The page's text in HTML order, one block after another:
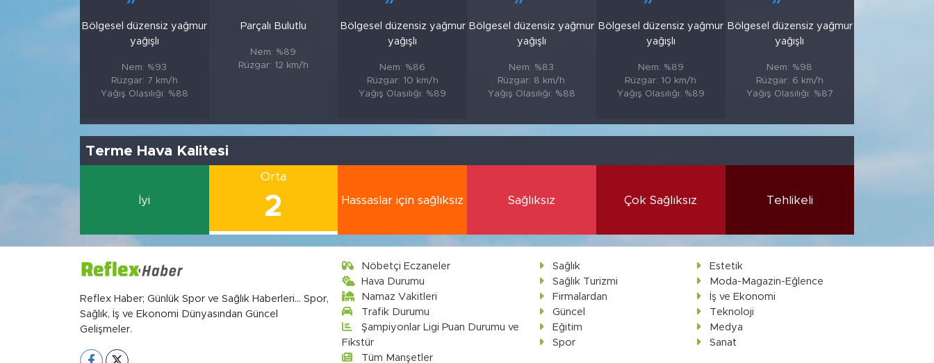
Bölgesel düzensiz yağmur
yağışlı
Nem: %93
Rüzgar: 7 km/h
Yağış Olasılığı: %88
Parçalı Bulutlu
Nem: %89
Rüzgar: 12 km/h
Bölgesel düzensiz yağmur
yağışlı
Nem: %86
Rüzgar: 10 km/h
Yağış Olasılığı: %89
Bölgesel düzensiz yağmur
yağışlı
Nem: %83
Rüzgar: 8 km/h
Yağış Olasılığı: %88
Bölgesel düzensiz yağmur
yağışlı
Nem: %89
Rüzgar: 10 km/h
Yağış Olasılığı: %89
Bölgesel düzensiz yağmur
yağışlı
Nem: %98
Rüzgar: 6 km/h
Yağış Olasılığı: %87
Terme Hava Kalitesi
İyi
Orta
2 Hassaslar için sağlıksız Sağlıksız Çok Sağlıksız Tehlikeli
Reflex Haber; Günlük Spor ve Sağlık Haberleri... Spor,
Sağlık, İş ve Ekonomi Dünyasından Güncel
Gelişmeler.
Nöbetçi Eczaneler
Hava Durumu
Namaz Vakitleri
Trafik Durumu
Şampiyonlar Ligi Puan Durumu ve
Fikstür
Tüm Manşetler
Sağlık
Estetik
Sağlık Turizmi
Moda-Magazin-Eğlence
Firmalardan
İş ve Ekonomi
Güncel
Teknoloji
Eğitim
Medya
Spor
Sanat